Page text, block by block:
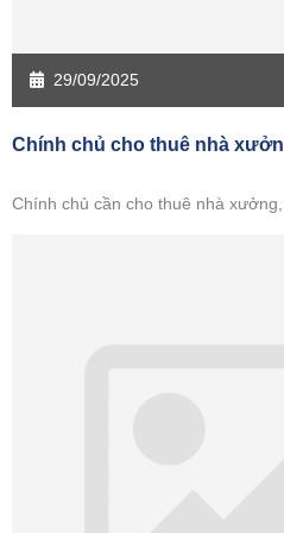
29/09/2025
Chính chủ cho thuê nhà
Chính chủ cần cho thuê nhà